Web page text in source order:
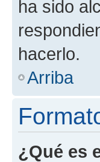
ha sido
hacerlo.
Arriba
¿Qué es